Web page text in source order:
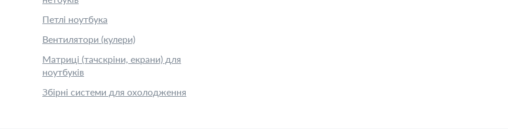
Петлі ноутбука
Вентилятори (кулери)
Матриці (тачскріни, екрани) для
ноутбуків
Збірні системи для охолодження